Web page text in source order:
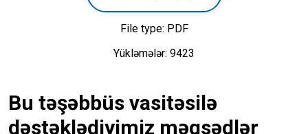
File type: PDF
Yükləmələr: 9423
Bu təşəbbüs vasitəsilə
dəstəklədiyimiz məqsədlər